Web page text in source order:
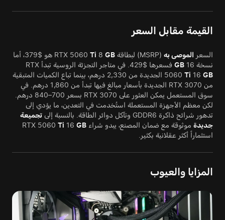
القيمة مقابل السعر
السعر الموصى به (MSRP) لبطاقة RTX 5060 Ti 8 GB
هو $379، أما
نسخة 16
GB
فسعرها $429. في متاجر التجزئة الروسية تبدأ RTX
5060 Ti 16 GB
الجديدة من 2,330 درهم، بينما تباع الكميات المتبقية
من RTX 3070 الجديدة بأسعار مبالغ فيها تبدأ من 1,860 درهم. في
سوق المستعمل يمكن العثور على RTX 3070 بسعر 700–840 درهم.
لكن معظم الأجهزة المستعملة استُخدمت في التعدين، ما يؤدي إلى
تدهور شرائح ذاكرة GDDR6 وتآكل دوائر الطاقة. بالنسبة إلى
تجميعة
جديدة موثوقة مع ضمان المصنع، يبدو شراء RTX 5060 Ti 16 GB
استثماراً أكثر عقلانية بكثير.
المزايا والعيوب